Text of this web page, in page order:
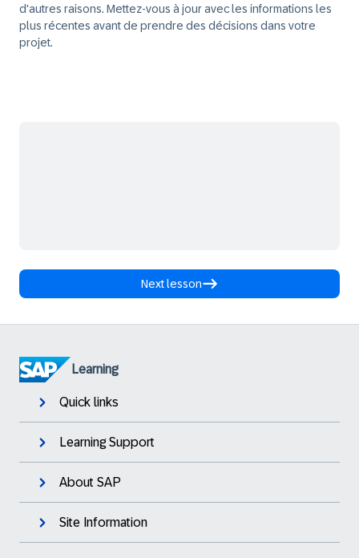
d'autres raisons. Mettez-vous à jour avec les informations les
plus récentes avant de prendre des décisions dans votre
projet.
Next lesson
Learning
Quick links
Learning Support
About SAP
Site Information